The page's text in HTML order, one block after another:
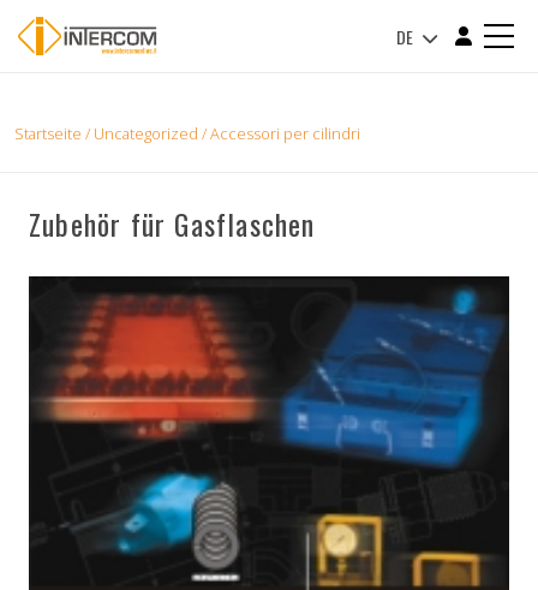
DE
Startseite / Uncategorized / Accessori per cilindri
Zubehör für Gasflaschen